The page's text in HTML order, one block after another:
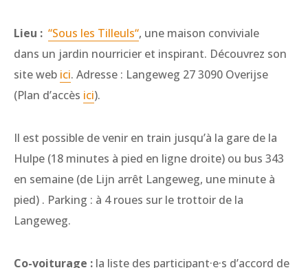
Lieu : “Sous les Tilleuls“, une maison conviviale
dans un jardin nourricier et inspirant. Découvrez son
site web ici. Adresse : Langeweg 27 3090 Overijse
(Plan d’accès ici).
Il est possible de venir en train jusqu’à la gare de la
Hulpe (18 minutes à pied en ligne droite) ou bus 343
en semaine (de Lijn arrêt Langeweg, une minute à
pied) . Parking : à 4 roues sur le trottoir de la
Langeweg.
Co-voiturage : la liste des participant·e·s d’accord de